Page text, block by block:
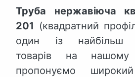
Труба нержавіюча
201 (квадратний
один із найбільш
товарів на
пропонуємо